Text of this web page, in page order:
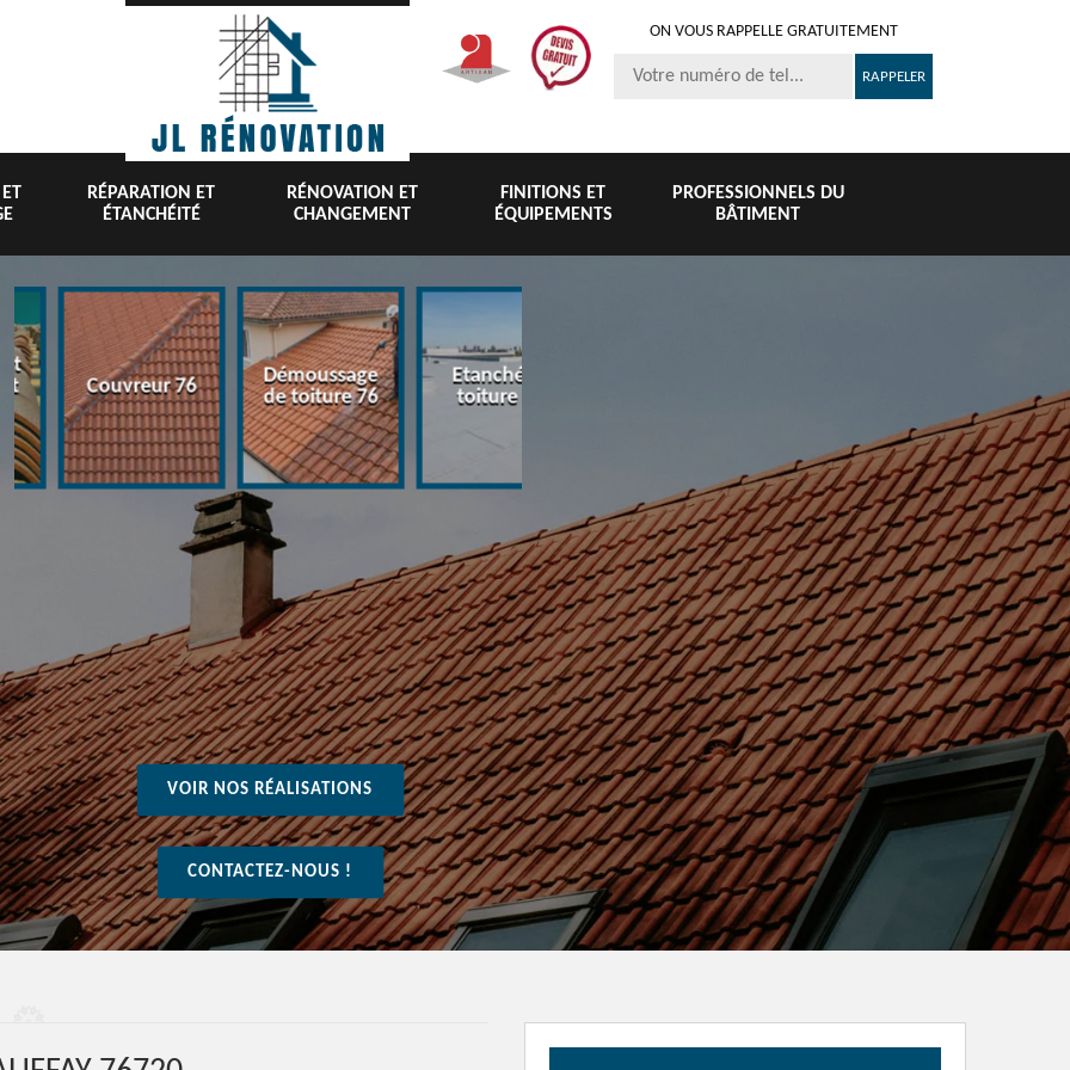
ON VOUS RAPPELLE GRATUITEMENT
RÉPARATION ET
ÉTANCHÉITÉ
RÉNOVATION ET
CHANGEMENT
FINITIONS ET
ÉQUIPEMENTS
PROFESSIONNELS DU
BÂTIMENT
Couvreur 76
Démoussage
de toiture 76
Etanchéité
toiture 76
tuile et
76
VOIR NOS RÉALISATIONS
CONTACTEZ-NOUS !